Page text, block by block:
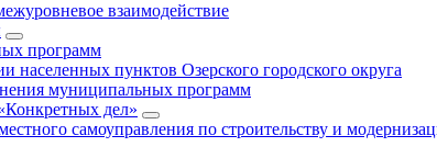
взаимодействие
программ
населенных пунктов Озерского городского округа
муниципальных программ
дел»
самоуправления по строительству и